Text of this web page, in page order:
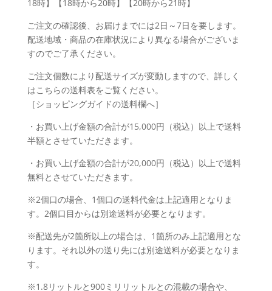
18時】【18時から20時】【20時から21時】
ご注文の確認後、お届けまでには2日～7日を要します。
配送地域・商品の在庫状況により異なる場合がございま
すのでご了承ください。
ご注文個数により配送サイズが変動しますので、詳しく
はこちらの送料表をご覧ください。
［ショッピングガイドの送料欄へ］
・お買い上げ金額の合計が15,000円（税込）以上で送料
半額とさせていただきます。
・お買い上げ金額の合計が20,000円（税込）以上で送料
無料とさせていただきます。
※2個口の場合、1個口の送料代金は上記適用となりま
す。2個口目からは別途送料が必要となります。
※配送先が2箇所以上の場合は、1箇所のみ上記適用とな
ります。それ以外の送り先には別途送料が必要となりま
す。
※1.8リットルと900ミリリットルとの混載の場合や、